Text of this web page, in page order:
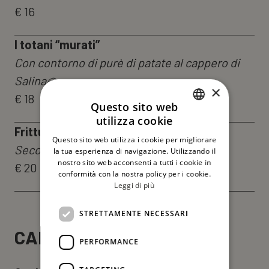
€ 16
I totani “murati”
Con contorno di purè di patate al cappero di
Salina@
€ 18
Frittura del giorno
Secondo pescato e disponibilità
€ 20
CARNE
ENGLISH
×
Questo sito web
utilizza cookie
Questo sito web utilizza i cookie per migliorare
la tua esperienza di navigazione. Utilizzando il
nostro sito web acconsenti a tutti i cookie in
conformità con la nostra policy per i cookie.
Leggi di più
STRETTAMENTE NECESSARI
PERFORMANCE